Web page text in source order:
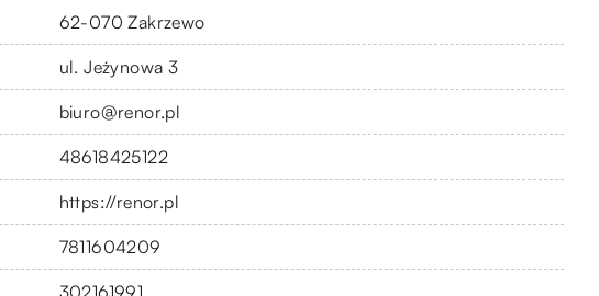
62-070 Zakrzewo
ul. Jeżynowa 3
biuro@renor.pl
48618425122
https://renor.pl
7811604209
302161991